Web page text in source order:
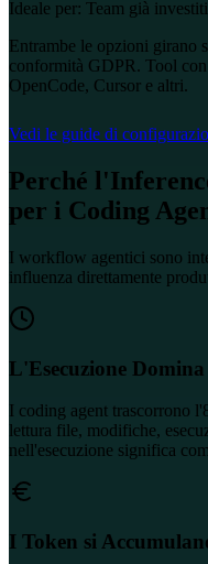
Ideale per: Team già
Entrambe le opzioni girano
conformità GDPR. Tool
OpenCode, Cursor e altri.
Vedi le guide di
Perché
per i Coding
I workflow agentici sono
influenza direttamente
L'Esecuzione Domina
I coding agent trascorrono
lettura file, modifiche,
nell'esecuzione significa
I Token si